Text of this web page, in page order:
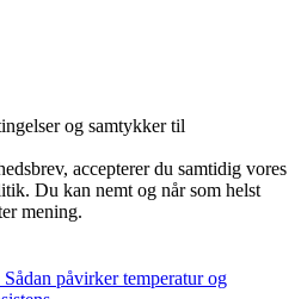
og samtykker til
accepterer du samtidig vores
Du kan nemt og når som helst
mening.
påvirker temperatur og